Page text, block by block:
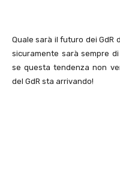
Quale sarà il futuro dei GdR
sicuramente sarà sempre
se questa tendenza non
del GdR sta arrivando!